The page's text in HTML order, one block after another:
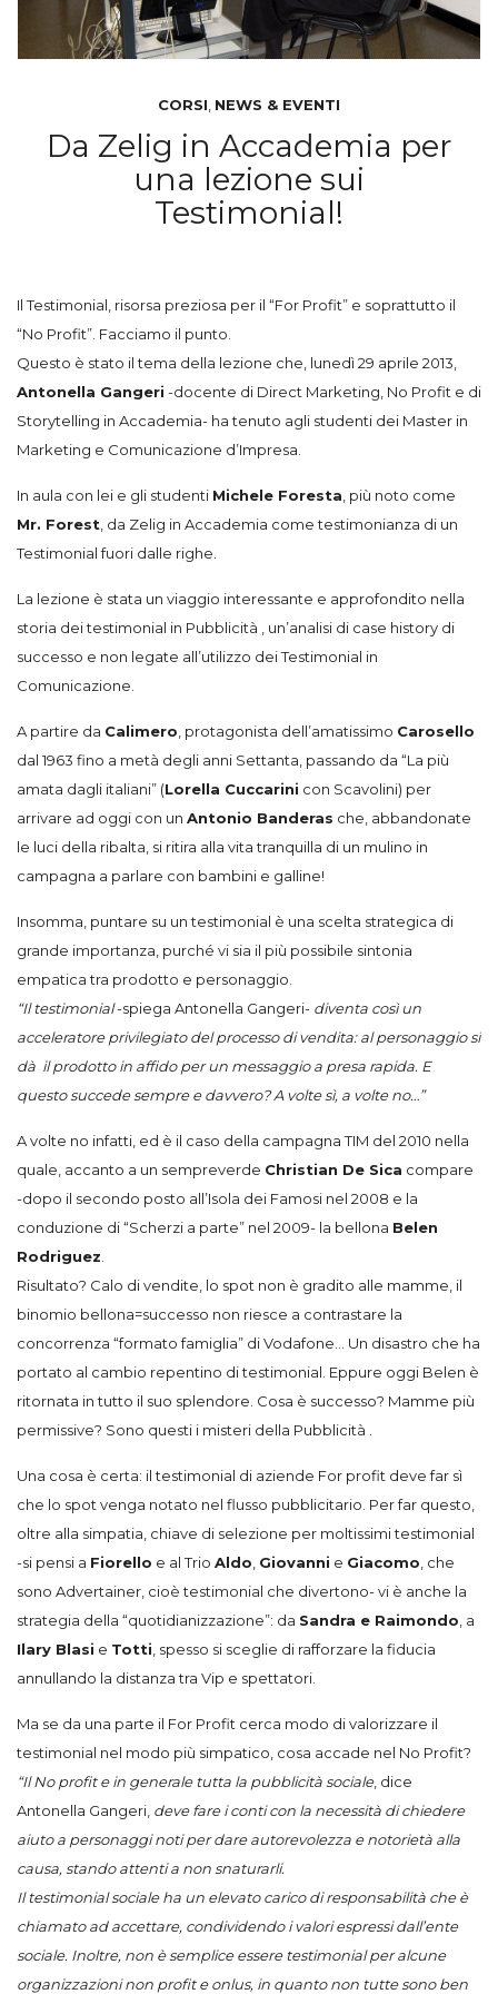
CORSI NEWS & EVENTI
Da Zelig in Accademia per
una lezione sui
Testimonial!
Il Testimonial, risorsa preziosa per il “For Profit” e soprattutto il
“No Profit”. Facciamo il punto.
Questo è stato il tema della lezione che, lunedì 29 aprile 2013,
Antonella Gangeri -docente di Direct Marketing, No Profit e di
Storytelling in Accademia- ha tenuto agli studenti dei Master in
Marketing e Comunicazione d’Impresa.
In aula con lei e gli studenti Michele Foresta , più noto come
Mr. Forest , da Zelig in Accademia come testimonianza di un
Testimonial fuori dalle righe.
La lezione è stata un viaggio interessante e approfondito nella
storia dei testimonial in Pubblicità , un’analisi di case history di
successo e non legate all’utilizzo dei Testimonial in
Comunicazione.
A partire da Calimero , protagonista dell’amatissimo Carosello
dal 1963 fino a metà degli anni Settanta, passando da “La più
amata dagli italiani” (Lorella Cuccarini con Scavolini) per
arrivare ad oggi con un Antonio Banderas che, abbandonate
le luci della ribalta, si ritira alla vita tranquilla di un mulino in
campagna a parlare con bambini e galline!
Insomma, puntare su un testimonial è una scelta strategica di
grande importanza, purché vi sia il più possibile sintonia
empatica tra prodotto e personaggio.
“Il testimonial-spiega Antonella Gangeri- diventa così un
acceleratore privilegiato del processo di vendita: al personaggio si
dà il prodotto in affido per un messaggio a presa rapida. E
questo succede sempre e davvero? A volte sì, a volte no…”
A volte no infatti, ed è il caso della campagna TIM del 2010 nella
quale, accanto a un sempreverde Christian De Sica compare
-dopo il secondo posto all’Isola dei Famosi nel 2008 e la
conduzione di “Scherzi a parte” nel 2009- la bellona Belen
Rodriguez
Risultato? Calo di vendite, lo spot non è gradito alle mamme, il
binomio bellona=successo non riesce a contrastare la
concorrenza “formato famiglia” di Vodafone… Un disastro che ha
portato al cambio repentino di testimonial. Eppure oggi Belen è
ritornata in tutto il suo splendore. Cosa è successo? Mamme più
permissive? Sono questi i misteri della Pubblicità .
Una cosa è certa: il testimonial di aziende For profit deve far sì
che lo spot venga notato nel flusso pubblicitario. Per far questo,
oltre alla simpatia, chiave di selezione per moltissimi testimonial
-si pensi a Fiorello e al Trio Aldo Giovanni e Giacomo , che
sono Advertainer, cioè testimonial che divertono- vi è anche la
strategia della “quotidianizzazione”: da Sandra e Raimondo , a
Ilary Blasi e Totti , spesso si sceglie di rafforzare la fiducia
annullando la distanza tra Vip e spettatori.
Ma se da una parte il For Profit cerca modo di valorizzare il
testimonial nel modo più simpatico, cosa accade nel No Profit?
“Il No profit e in generale tutta la pubblicità sociale, dice
Antonella Gangeri, deve fare i conti con la necessità di chiedere
aiuto a personaggi noti per dare autorevolezza e notorietà alla
causa, stando attenti a non snaturarli.
Il testimonial sociale ha un elevato carico di responsabilità che è
chiamato ad accettare, condividendo i valori espressi dall’ente
sociale. Inoltre, non è semplice essere testimonial per alcune
organizzazioni non profit e onlus, in quanto non tutte sono ben